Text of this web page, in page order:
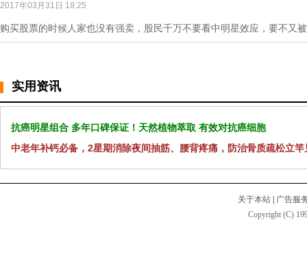
2017年03月31日 18:25
购买股票的时候人家也没有强卖，股民千万不要看中明星效应，要不又
实用资讯
抗癌明星组合 多年口碑保证！天然植物萃取 有效对抗癌细胞
中老年补钙必备，2星期消除夜间抽筋、腰背疼痛，防治骨质疏松立竿
关于本站
广告服
Copyright (C)